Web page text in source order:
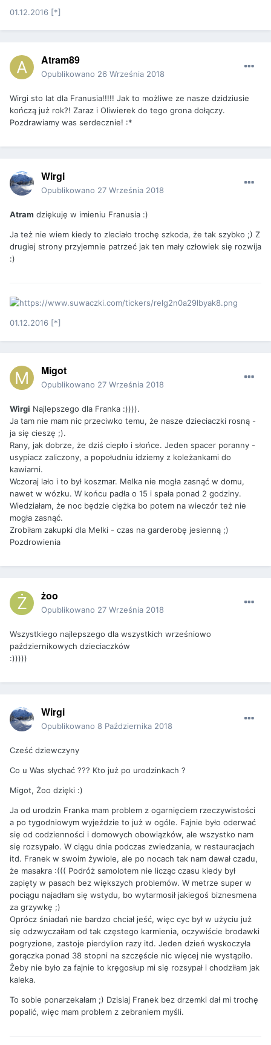
01.12.2016 [*]
Atram89
Opublikowano 26 Września 2018
Wirgi sto lat dla Franusia!!!!! Jak to możliwe ze nasze dzidziusie
kończą już rok?! Zaraz i Oliwierek do tego grona dołączy.
Pozdrawiamy was serdecznie! :*
Wirgi
Opublikowano 27 Września 2018
Atram dziękuję w imieniu Franusia :)
Ja też nie wiem kiedy to zleciało trochę szkoda, że tak szybko ;) Z
drugiej strony przyjemnie patrzeć jak ten mały człowiek się rozwija
:)
01.12.2016 [*]
Migot
Opublikowano 27 Września 2018
Wirgi Najlepszego dla Franka :)))).
Ja tam nie mam nic przeciwko temu, że nasze dzieciaczki rosną -
ja się cieszę ;).
Rany, jak dobrze, że dziś ciepło i słońce. Jeden spacer poranny -
usypiacz zaliczony, a popołudniu idziemy z koleżankami do
kawiarni.
Wczoraj lało i to był koszmar. Melka nie mogła zasnąć w domu,
nawet w wózku. W końcu padła o 15 i spała ponad 2 godziny.
Wiedziałam, że noc będzie ciężka bo potem na wieczór też nie
mogła zasnąć.
Zrobiłam zakupki dla Melki - czas na garderobę jesienną ;)
Pozdrowienia
żoo
Opublikowano 27 Września 2018
Wszystkiego najlepszego dla wszystkich wrześniowo
październikowych dzieciaczków
:)))))
Wirgi
Opublikowano 8 Października 2018
Cześć dziewczyny
Co u Was słychać ??? Kto już po urodzinkach ?
Migot, Żoo dzięki :)
Ja od urodzin Franka mam problem z ogarnięciem rzeczywistości
a po tygodniowym wyjeździe to już w ogóle. Fajnie było oderwać
się od codzienności i domowych obowiązków, ale wszystko nam
się rozsypało. W ciągu dnia podczas zwiedzania, w restauracjach
itd. Franek w swoim żywiole, ale po nocach tak nam dawał czadu,
że masakra :((( Podróż samolotem nie licząc czasu kiedy był
zapięty w pasach bez większych problemów. W metrze super w
pociągu najadłam się wstydu, bo wytarmosił jakiegoś biznesmena
za grzywkę ;)
Oprócz śniadań nie bardzo chciał jeść, więc cyc był w użyciu już
się odzwyczaiłam od tak częstego karmienia, oczywiście brodawki
pogryzione, zastoje pierdylion razy itd. Jeden dzień wyskoczyła
gorączka ponad 38 stopni na szczęście nic więcej nie wystąpiło.
Żeby nie było za fajnie to kręgosłup mi się rozsypał i chodziłam jak
kaleka.
To sobie ponarzekałam ;) Dzisiaj Franek bez drzemki dał mi trochę
popalić, więc mam problem z zebraniem myśli.